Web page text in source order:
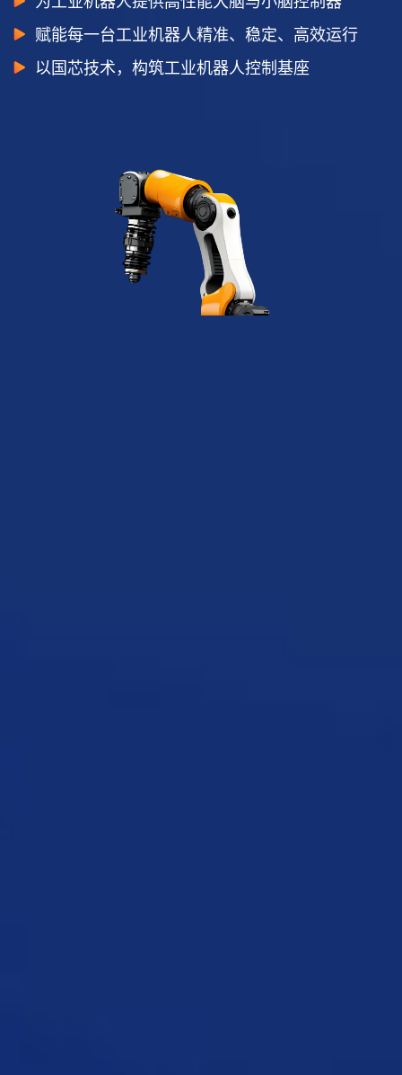
赋能每一台工业机器人精准、稳定、高效运行
以国芯技术，构筑工业机器人控制基座